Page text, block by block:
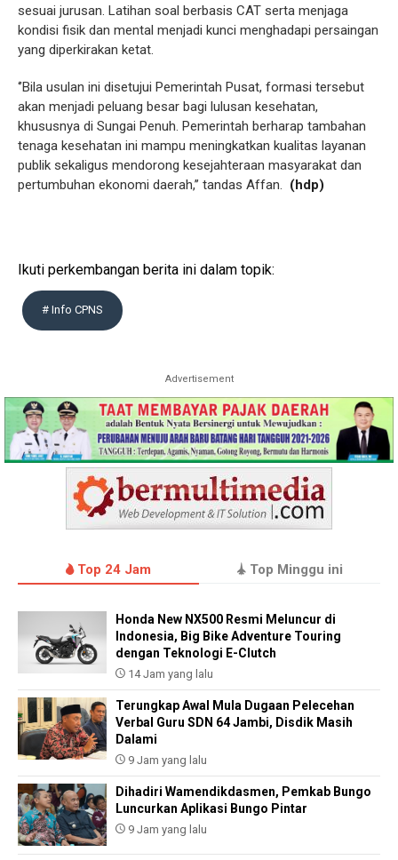
sesuai jurusan. Latihan soal berbasis CAT serta menjaga
kondisi fisik dan mental menjadi kunci menghadapi persaingan
yang diperkirakan ketat.
‘’Bila usulan ini disetujui Pemerintah Pusat, formasi tersebut
akan menjadi peluang besar bagi lulusan kesehatan,
khususnya di Sungai Penuh. Pemerintah berharap tambahan
tenaga kesehatan ini mampu meningkatkan kualitas layanan
publik sekaligus mendorong kesejahteraan masyarakat dan
pertumbuhan ekonomi daerah,’’ tandas Affan. (hdp)
Ikuti perkembangan berita ini dalam topik:
# Info CPNS
Advertisement
Top 24 Jam Top Minggu ini
Honda New NX500 Resmi Meluncur di
Indonesia, Big Bike Adventure Touring
dengan Teknologi E-Clutch
14 Jam yang lalu
Terungkap Awal Mula Dugaan Pelecehan
Verbal Guru SDN 64 Jambi, Disdik Masih
Dalami
9 Jam yang lalu
Dihadiri Wamendikdasmen, Pemkab Bungo
Luncurkan Aplikasi Bungo Pintar
9 Jam yang lalu